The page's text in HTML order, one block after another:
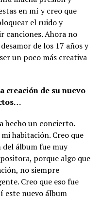
en mí y creo que
el ruido y
canciones. Ahora no
de los 17 años y
un poco más creativa
creación de su nuevo
hecho un concierto.
habitación. Creo que
álbum fue muy
porque algo que
no siempre
Creo que eso fue
este nuevo álbum